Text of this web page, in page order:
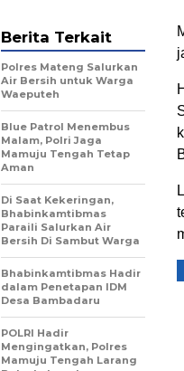
Berita Terkait
Polres Mateng Salurkan
Air Bersih untuk Warga
Waeputeh
Blue Patrol Menembus
Malam, Polri Jaga
Mamuju Tengah Tetap
Aman
Di Saat Kekeringan,
Bhabinkamtibmas
Paraili Salurkan Air
Bersih Di Sambut Warga
Bhabinkamtibmas Hadir
dalam Penetapan IDM
Desa Bambadaru
POLRI Hadir
Mengingatkan, Polres
Mamuju Tengah Larang